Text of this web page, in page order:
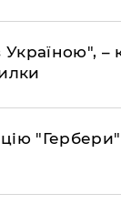
Україною", –